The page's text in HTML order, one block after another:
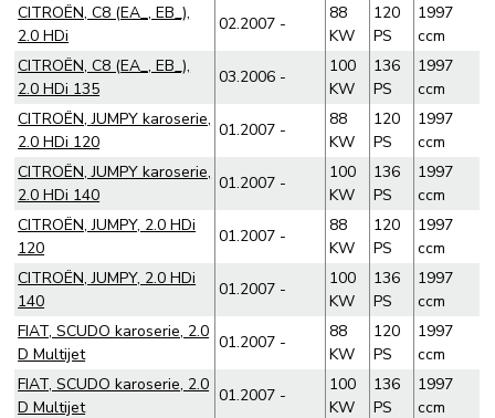
CITROËN, C8 (EA_, EB_),
2.0 HDi
02.2007 -
88
KW
120
PS
1997
ccm
CITROËN, C8 (EA_, EB_),
2.0 HDi 135
03.2006 -
100
KW
136
PS
1997
ccm
CITROËN, JUMPY karoserie,
2.0 HDi 120
01.2007 -
88
KW
120
PS
1997
ccm
CITROËN, JUMPY karoserie,
2.0 HDi 140
01.2007 -
100
KW
136
PS
1997
ccm
CITROËN, JUMPY, 2.0 HDi
120
01.2007 -
88
KW
120
PS
1997
ccm
CITROËN, JUMPY, 2.0 HDi
140
01.2007 -
100
KW
136
PS
1997
ccm
FIAT, SCUDO karoserie, 2.0
D Multijet
01.2007 -
88
KW
120
PS
1997
ccm
FIAT, SCUDO karoserie, 2.0
D Multijet
01.2007 -
100
KW
136
PS
1997
ccm